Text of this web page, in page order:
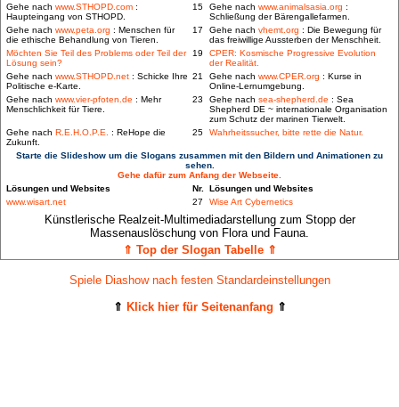
Gehe nach www.STHOPD.com :
Haupteingang von STHOPD.
15 Gehe nach www.animalsasia.org :
Schließung der Bärengallefarmen.
Gehe nach www.peta.org : Menschen für
die ethische Behandlung von Tieren.
17 Gehe nach vhemt.org : Die Bewegung für
das freiwillige Aussterben der Menschheit.
Möchten Sie Teil des Problems oder Teil der
Lösung sein?
19
CPER: Kosmische Progressive Evolution
der Realität.
Gehe nach www.STHOPD.net : Schicke Ihre
Politische e-Karte.
21 Gehe nach www.CPER.org : Kurse in
Online-Lernumgebung.
Gehe nach www.vier-pfoten.de : Mehr
Menschlichkeit für Tiere.
23 Gehe nach sea-shepherd.de : Sea
Shepherd DE ~ internationale Organisation
zum Schutz der marinen Tierwelt.
Gehe nach R.E.H.O.P.E. : ReHope die
Zukunft.
25 Wahrheitssucher, bitte rette die Natur.
Starte die Slideshow um die Slogans zusammen mit den Bildern und Animationen zu
sehen.
Gehe dafür zum Anfang der Webseite.
Lösungen und Websites
Nr. Lösungen und Websites
www.wisart.net
27 Wise Art Cybernetics
Künstlerische Realzeit-Multimediadarstellung zum Stopp der
Massenauslöschung von Flora und Fauna.
⇑ Top der Slogan Tabelle ⇑
Spiele Diashow nach festen Standardeinstellungen
⇑ Klick hier für Seitenanfang ⇑